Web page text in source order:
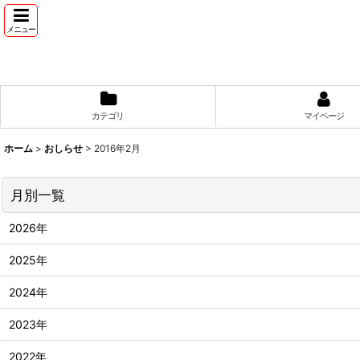
メニュー
カテゴリ マイページ
ホーム > おしらせ > 2016年2月
月別一覧
2026年
2025年
2024年
2023年
2022年